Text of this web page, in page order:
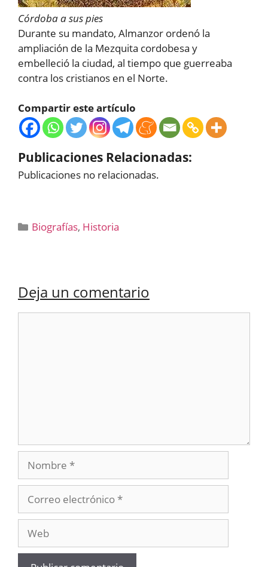
Córdoba a sus pies
Durante su mandato, Almanzor ordenó la
ampliación de la Mezquita cordobesa y
embelleció la ciudad, al tiempo que guerreaba
contra los cristianos en el Norte.
Compartir este artículo
Publicaciones Relacionadas:
Publicaciones no relacionadas.
Categorías
Biografías, Historia
Deja un comentario
electrónico